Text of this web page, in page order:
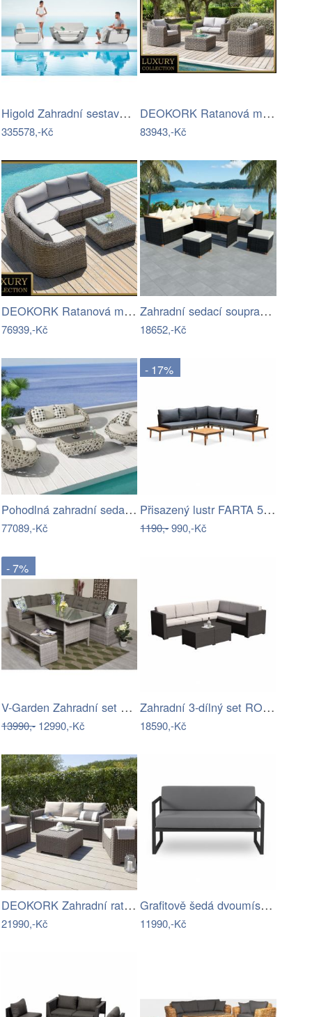
Higold Zahradní sestava HIGOLD - Onda…
335578,-Kč
DEOKORK Ratanová modulová sestava…
83943,-Kč
DEOKORK Ratanová modulová sestava…
76939,-Kč
Zahradní sedací souprava 29 ks Dekorhome
18652,-Kč
Pohodlná zahradní sedací souprava - IKT
77089,-Kč
- 17%
Přisazený lustr FARTA 5xE27/60W/230V…
1190,-990,-Kč
- 7%
V-Garden Zahradní set TUNIS SET 6
13990,- 12990,-Kč
Zahradní 3-dílný set RODEN Tempo Kondela
18590,-Kč
DEOKORK Zahradní ratanová sestava…
21990,-Kč
Grafitově šedá dvoumístná zahradní…
11990,-Kč